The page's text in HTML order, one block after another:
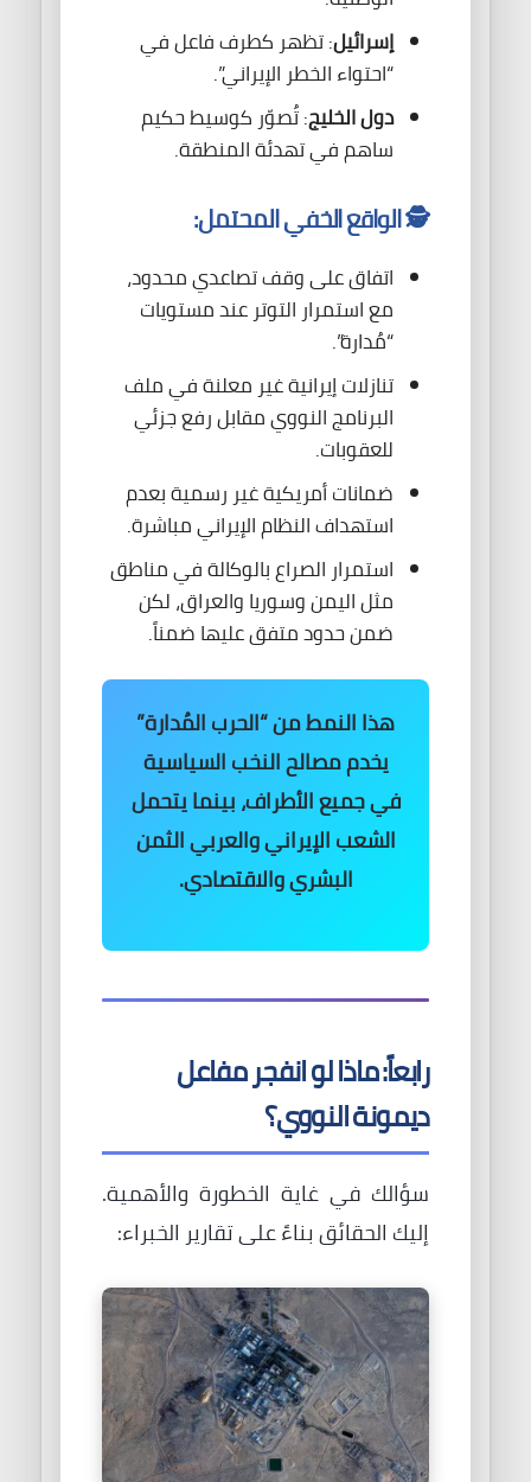
إسرائيل: تظهر كطرف فاعل في
“احتواء الخطر الإيراني”.
دول الخليج: تُصوّر كوسيط حكيم
ساهم في تهدئة المنطقة.
🕵️ الواقع الخفي المحتمل:
اتفاق على وقف تصاعدي محدود،
مع استمرار التوتر عند مستويات
“مُدارة”.
تنازلات إيرانية غير معلنة في ملف
البرنامج النووي مقابل رفع جزئي
للعقوبات.
ضمانات أمريكية غير رسمية بعدم
استهداف النظام الإيراني مباشرة.
استمرار الصراع بالوكالة في مناطق
مثل اليمن وسوريا والعراق، لكن
ضمن حدود متفق عليها ضمناً.
هذا النمط من “الحرب المُدارة”
يخدم مصالح النخب السياسية
في جميع الأطراف، بينما يتحمل
الشعب الإيراني والعربي الثمن
البشري والاقتصادي.
رابعاً: ماذا لو انفجر مفاعل
ديمونة النووي؟
سؤالك في غاية الخطورة والأهمية.
إليك الحقائق بناءً على تقارير الخبراء: